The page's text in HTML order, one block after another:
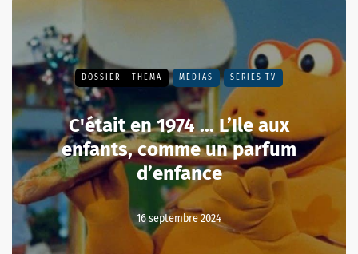
DOSSIER - THEMA MÉDIAS SÉRIES TV
C'était en 1974 ... L’Ile aux
enfants, comme un parfum
d’enfance
16 septembre 2024